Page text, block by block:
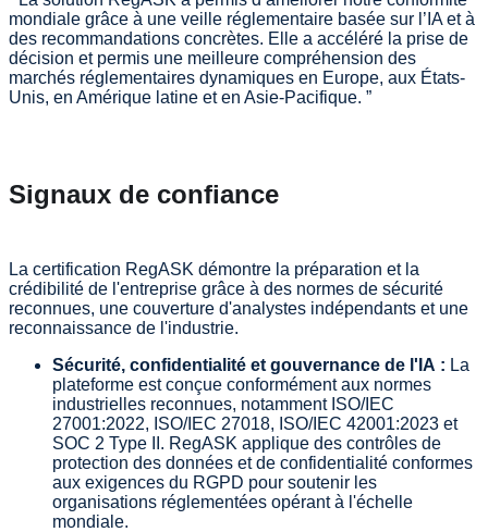
mondiale grâce à une veille réglementaire basée sur l’IA et à
des recommandations concrètes. Elle a accéléré la prise de
décision et permis une meilleure compréhension des
marchés réglementaires dynamiques en Europe, aux États-
Unis, en Amérique latine et en Asie-Pacifique. ”
Signaux de confiance
La certification RegASK démontre la préparation et la
crédibilité de l'entreprise grâce à des normes de sécurité
reconnues, une couverture d'analystes indépendants et une
reconnaissance de l'industrie.
Sécurité, confidentialité et gouvernance de l'IA : La
plateforme est conçue conformément aux normes
industrielles reconnues, notamment ISO/IEC
27001:2022, ISO/IEC 27018, ISO/IEC 42001:2023 et
SOC 2 Type II. RegASK applique des contrôles de
protection des données et de confidentialité conformes
aux exigences du RGPD pour soutenir les
organisations réglementées opérant à l'échelle
mondiale.